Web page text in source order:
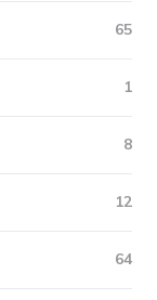
65
1
8
12
64